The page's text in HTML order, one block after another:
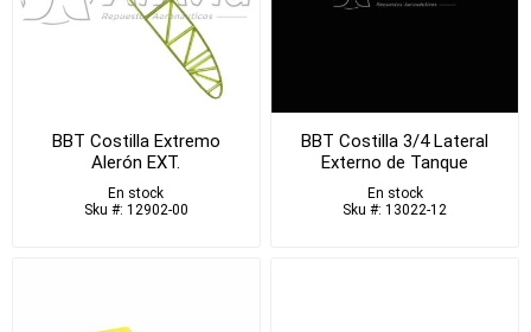
BBT Costilla Extremo
Alerón EXT.
En stock
Sku #: 12902-00
BBT Costilla 3/4 Lateral
Externo de Tanque
En stock
Sku #: 13022-12